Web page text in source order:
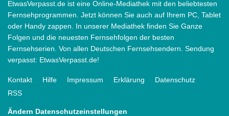
EtwasVerpasst.de ist eine Online-Mediathek mit den beliebtesten
Fernsehprogrammen. Jetzt können Sie auch auf Ihrem PC, Tablet
oder Handy zappen. In unserer Mediathek finden Sie Ganze
Folgen und die neuesten Fernsehfolgen der besten
Fernsehserien. Von allen Deutschen Fernsehsendern. Sendung
verpasst: EtwasVerpasst.de!
Kontakt Hilfe Impressum Erklärung
Datenschutz
RSS
Ändern Datenschutzeinstellungen